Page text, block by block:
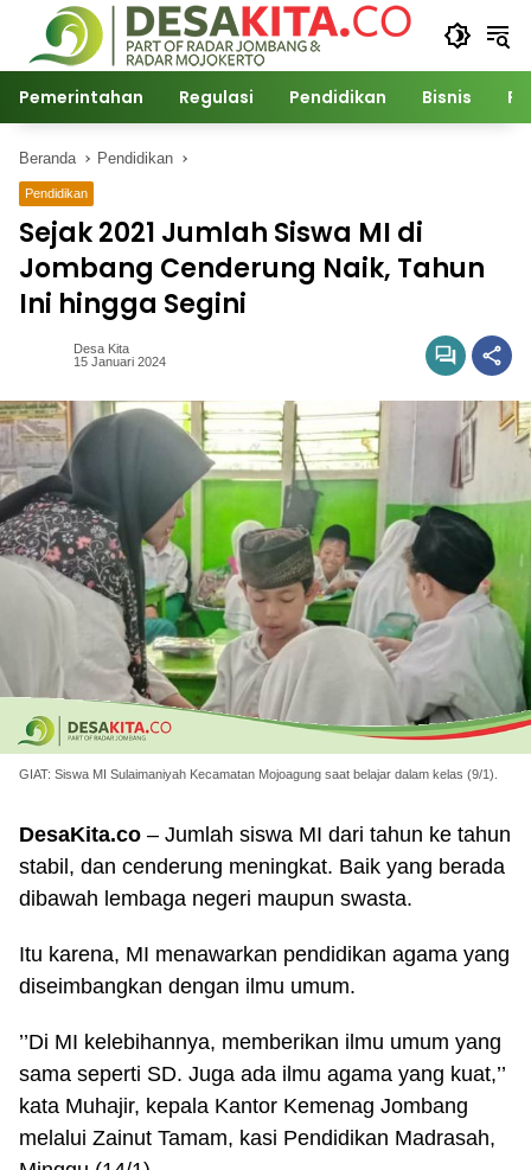
Langsung
konten
Pemerintahan Regulasi Pendidikan Bisnis
Beranda Pendidikan
Pendidikan
Sejak 2021 Jumlah Siswa MI di
Jombang Cenderung Naik, Tahun
Ini hingga Segini
Desa Kita
15 Januari 2024
GIAT: Siswa MI Sulaimaniyah Kecamatan Mojoagung saat belajar dalam kelas (9/1).
DesaKita.co – Jumlah siswa MI dari tahun ke tahun
stabil, dan cenderung meningkat. Baik yang berada
dibawah lembaga negeri maupun swasta.
Itu karena, MI menawarkan pendidikan agama yang
diseimbangkan dengan ilmu umum.
’’Di MI kelebihannya, memberikan ilmu umum yang
sama seperti SD. Juga ada ilmu agama yang kuat,’’
kata Muhajir, kepala Kantor Kemenag Jombang
melalui Zainut Tamam, kasi Pendidikan Madrasah,